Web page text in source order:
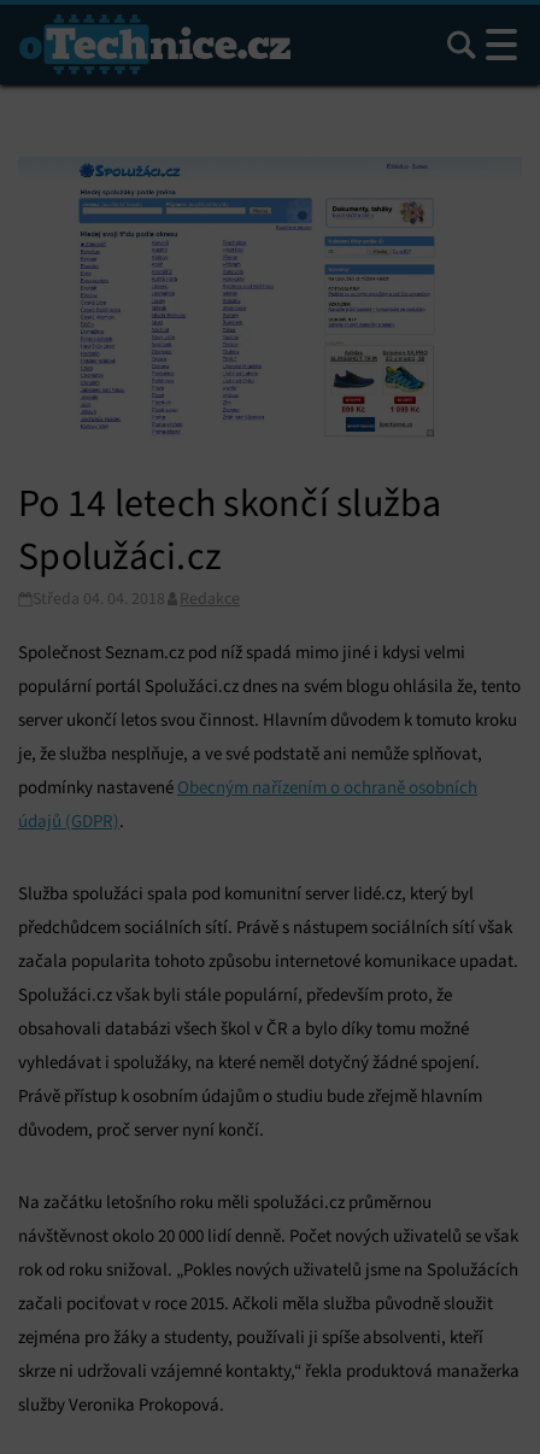
Hledat
Po 14 letech skončí služba
Spolužáci.cz
Středa 04. 04. 2018 Redakce
Společnost Seznam.cz pod níž spadá mimo jiné i kdysi velmi
populární portál Spolužáci.cz dnes na svém blogu ohlásila že, tento
server ukončí letos svou činnost. Hlavním důvodem k tomuto kroku
je, že služba nesplňuje, a ve své podstatě ani nemůže splňovat,
podmínky nastavené Obecným nařízením o ochraně osobních
údajů (GDPR).
Služba spolužáci spala pod komunitní server lidé.cz, který byl
předchůdcem sociálních sítí. Právě s nástupem sociálních sítí však
začala popularita tohoto způsobu internetové komunikace upadat.
Spolužáci.cz však byli stále populární, především proto, že
obsahovali databázi všech škol v ČR a bylo díky tomu možné
vyhledávat i spolužáky, na které neměl dotyčný žádné spojení.
Právě přístup k osobním údajům o studiu bude zřejmě hlavním
důvodem, proč server nyní končí.
Na začátku letošního roku měli spolužáci.cz průměrnou
návštěvnost okolo 20 000 lidí denně. Počet nových uživatelů se však
rok od roku snižoval. „Pokles nových uživatelů jsme na Spolužácích
začali pociťovat v roce 2015. Ačkoli měla služba původně sloužit
zejména pro žáky a studenty, používali ji spíše absolventi, kteří
skrze ni udržovali vzájemné kontakty,“ řekla produktová manažerka
služby Veronika Prokopová.